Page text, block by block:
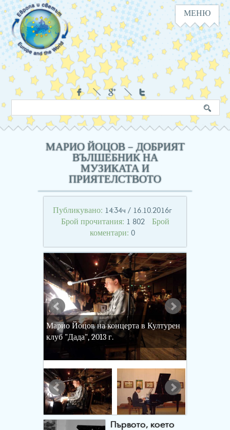
Навигация
МЕНЮ
Социални
в
сайта
дума
МАРИО ЙОЦОВ – ДОБРИЯТ
ВЪЛШЕБНИК НА
МУЗИКАТА И
ПРИЯТЕЛСТВОТО
Публикувано: 14:34ч / 16.10.2016г
Брой прочитания: 1 802
Брой
коментари: 0
Марио Йоцов на концерта в Културен
клуб "Дада", 2013 г.
Първото, което